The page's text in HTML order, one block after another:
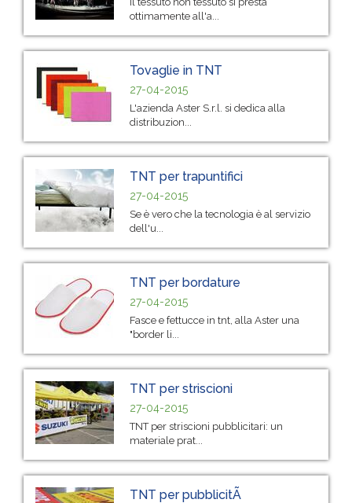
ottimamente all'a...
Tovaglie in TNT
27-04-2015
L'azienda Aster S.r.l. si dedica alla
distribuzion...
TNT per trapuntifici
27-04-2015
Se è vero che la tecnologia è al servizio
dell'u...
TNT per bordature
27-04-2015
Fasce e fettucce in tnt, alla Aster una
"border li...
TNT per striscioni
27-04-2015
TNT per striscioni pubblicitari: un
materiale prat...
TNT per pubblicitÃ